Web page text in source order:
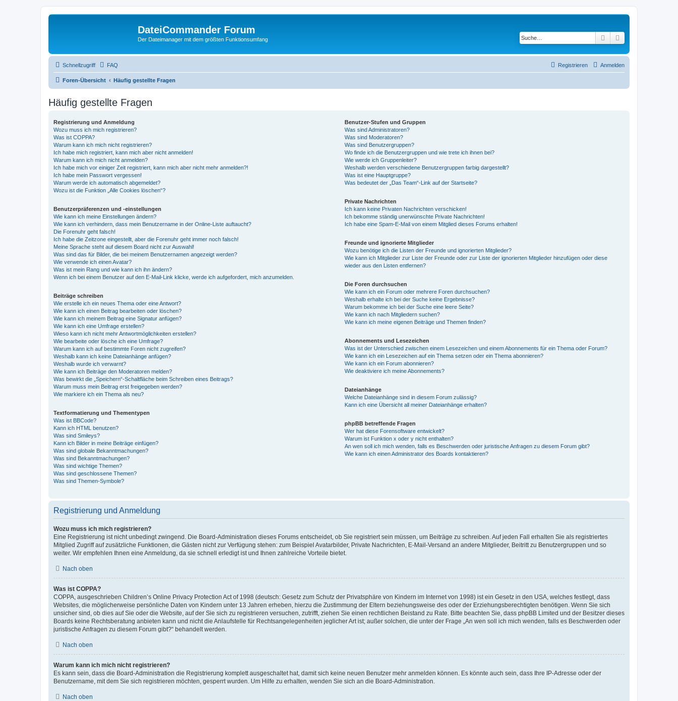
DateiCommander Forum
Der Dateimanager mit dem größten Funktionsumfang Suche
Schnellzugriff FAQ Anmelden
Registrieren
Foren-Übersicht Häufig gestellte Fragen
Häufig gestellte Fragen
Registrierung und Anmeldung
Wozu muss ich mich registrieren?
Was ist COPPA?
Warum kann ich mich nicht registrieren?
Ich habe mich registriert, kann mich aber nicht anmelden!
Warum kann ich mich nicht anmelden?
Ich habe mich vor einiger Zeit registriert, kann mich aber nicht mehr anmelden?!
Ich habe mein Passwort vergessen!
Warum werde ich automatisch abgemeldet?
Wozu ist die Funktion „Alle Cookies löschen“?
Benutzerpräferenzen und -einstellungen
Wie kann ich meine Einstellungen ändern?
Wie kann ich verhindern, dass mein Benutzername in der Online-Liste auftaucht?
Die Forenuhr geht falsch!
Ich habe die Zeitzone eingestellt, aber die Forenuhr geht immer noch falsch!
Meine Sprache steht auf diesem Board nicht zur Auswahl!
Was sind das für Bilder, die bei meinem Benutzernamen angezeigt werden?
Wie verwende ich einen Avatar?
Was ist mein Rang und wie kann ich ihn ändern?
Wenn ich bei einem Benutzer auf den E-Mail-Link klicke, werde ich aufgefordert, mich anzumelden.
Beiträge schreiben
Wie erstelle ich ein neues Thema oder eine Antwort?
Wie kann ich einen Beitrag bearbeiten oder löschen?
Wie kann ich meinem Beitrag eine Signatur anfügen?
Wie kann ich eine Umfrage erstellen?
Wieso kann ich nicht mehr Antwortmöglichkeiten erstellen?
Wie bearbeite oder lösche ich eine Umfrage?
Warum kann ich auf bestimmte Foren nicht zugreifen?
Weshalb kann ich keine Dateianhänge anfügen?
Weshalb wurde ich verwarnt?
Wie kann ich Beiträge den Moderatoren melden?
Was bewirkt die „Speichern“-Schaltfläche beim Schreiben eines Beitrags?
Warum muss mein Beitrag erst freigegeben werden?
Wie markiere ich ein Thema als neu?
Textformatierung und Thementypen
Was ist BBCode?
Kann ich HTML benutzen?
Was sind Smileys?
Kann ich Bilder in meine Beiträge einfügen?
Was sind globale Bekanntmachungen?
Was sind Bekanntmachungen?
Was sind wichtige Themen?
Was sind geschlossene Themen?
Was sind Themen-Symbole?
Benutzer-Stufen und Gruppen
Was sind Administratoren?
Was sind Moderatoren?
Was sind Benutzergruppen?
Wo finde ich die Benutzergruppen und wie trete ich ihnen bei?
Wie werde ich Gruppenleiter?
Weshalb werden verschiedene Benutzergruppen farbig dargestellt?
Was ist eine Hauptgruppe?
Was bedeutet der „Das Team“-Link auf der Startseite?
Private Nachrichten
Ich kann keine Privaten Nachrichten verschicken!
Ich bekomme ständig unerwünschte Private Nachrichten!
Ich habe eine Spam-E-Mail von einem Mitglied dieses Forums erhalten!
Freunde und ignorierte Mitglieder
Wozu benötige ich die Listen der Freunde und ignorierten Mitglieder?
Wie kann ich Mitglieder zur Liste der Freunde oder zur Liste der ignorierten Mitglieder hinzufügen oder diese
wieder aus den Listen entfernen?
Die Foren durchsuchen
Wie kann ich ein Forum oder mehrere Foren durchsuchen?
Weshalb erhalte ich bei der Suche keine Ergebnisse?
Warum bekomme ich bei der Suche eine leere Seite?
Wie kann ich nach Mitgliedern suchen?
Wie kann ich meine eigenen Beiträge und Themen finden?
Abonnements und Lesezeichen
Was ist der Unterschied zwischen einem Lesezeichen und einem Abonnements für ein Thema oder Forum?
Wie kann ich ein Lesezeichen auf ein Thema setzen oder ein Thema abonnieren?
Wie kann ich ein Forum abonnieren?
Wie deaktiviere ich meine Abonnements?
Dateianhänge
Welche Dateianhänge sind in diesem Forum zulässig?
Kann ich eine Übersicht all meiner Dateianhänge erhalten?
phpBB betreffende Fragen
Wer hat diese Forensoftware entwickelt?
Warum ist Funktion x oder y nicht enthalten?
An wen soll ich mich wenden, falls es Beschwerden oder juristische Anfragen zu diesem Forum gibt?
Wie kann ich einen Administrator des Boards kontaktieren?
Registrierung und Anmeldung
Wozu muss ich mich registrieren?
Eine Registrierung ist nicht unbedingt zwingend. Die Board-Administration dieses Forums entscheidet, ob Sie registriert sein müssen, um Beiträge zu schreiben. Auf jeden Fall erhalten Sie als registriertes
Mitglied Zugriff auf zusätzliche Funktionen, die Gästen nicht zur Verfügung stehen: zum Beispiel Avatarbilder, Private Nachrichten, E-Mail-Versand an andere Mitglieder, Beitritt zu Benutzergruppen und so
weiter. Wir empfehlen Ihnen eine Anmeldung, da sie schnell erledigt ist und Ihnen zahlreiche Vorteile bietet.
Nach oben
Was ist COPPA?
COPPA, ausgeschrieben Children’s Online Privacy Protection Act of 1998 (deutsch: Gesetz zum Schutz der Privatsphäre von Kindern im Internet von 1998) ist ein Gesetz in den USA, welches festlegt, dass
Websites, die möglicherweise persönliche Daten von Kindern unter 13 Jahren erheben, hierzu die Zustimmung der Eltern beziehungsweise des oder der Erziehungsberechtigten benötigen. Wenn Sie sich
unsicher sind, ob dies auf Sie oder die Website, auf der Sie sich zu registrieren versuchen, zutrifft, ziehen Sie einen rechtlichen Beistand zu Rate. Bitte beachten Sie, dass phpBB Limited und der Besitzer dieses
Boards keine Rechtsberatung anbieten kann und nicht die Anlaufstelle für Rechtsangelegenheiten jeglicher Art ist; außer solchen, die unter der Frage „An wen soll ich mich wenden, falls es Beschwerden oder
juristische Anfragen zu diesem Forum gibt?“ behandelt werden.
Nach oben
Warum kann ich mich nicht registrieren?
Es kann sein, dass die Board-Administration die Registrierung komplett ausgeschaltet hat, damit sich keine neuen Benutzer mehr anmelden können. Es könnte auch sein, dass Ihre IP-Adresse oder der
Benutzername, mit dem Sie sich registrieren möchten, gesperrt wurden. Um Hilfe zu erhalten, wenden Sie sich an die Board-Administration.
Nach oben